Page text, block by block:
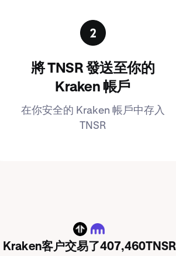
將 TNSR 發送至你的
Kraken 帳戶
在你安全的 Kraken 帳戶中存入
TNSR
TNSR
客户交易了